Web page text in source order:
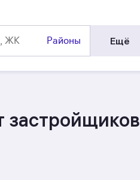
Районы Ещё
застройщиков